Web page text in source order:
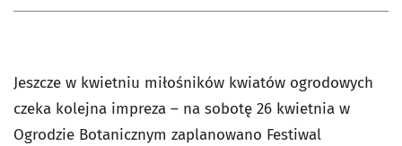
Jeszcze w kwietniu miłośników kwiatów ogrodowych
czeka kolejna impreza – na sobotę 26 kwietnia w
Ogrodzie Botanicznym zaplanowano Festiwal